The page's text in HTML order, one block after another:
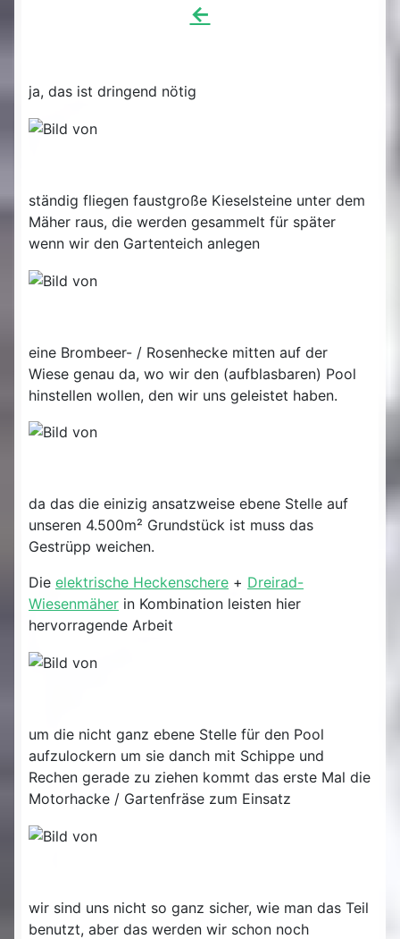
<-
ja, das ist dringend nötig
ständig fliegen faustgroße Kieselsteine unter dem
Mäher raus, die werden gesammelt für später
wenn wir den Gartenteich anlegen
eine Brombeer- / Rosenhecke mitten auf der
Wiese genau da, wo wir den (aufblasbaren) Pool
hinstellen wollen, den wir uns geleistet haben.
da das die einizig ansatzweise ebene Stelle auf
unseren 4.500m² Grundstück ist muss das
Gestrüpp weichen.
Die elektrische Heckenschere + Dreirad-
Wiesenmäher in Kombination leisten hier
hervorragende Arbeit
um die nicht ganz ebene Stelle für den Pool
aufzulockern um sie danch mit Schippe und
Rechen gerade zu ziehen kommt das erste Mal die
Motorhacke / Gartenfräse zum Einsatz
wir sind uns nicht so ganz sicher, wie man das Teil
benutzt, aber das werden wir schon noch